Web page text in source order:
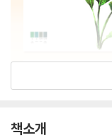
책소개